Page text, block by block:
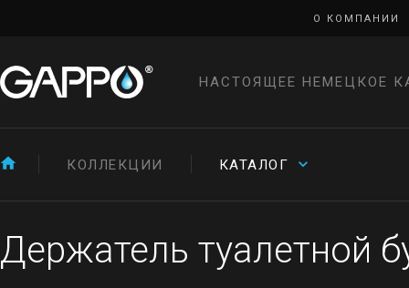
О КОМПАНИИ
НАСТОЯЩЕЕ НЕМЕЦКОЕ
КОЛЛЕКЦИИ КАТАЛОГ
Держатель туалетной